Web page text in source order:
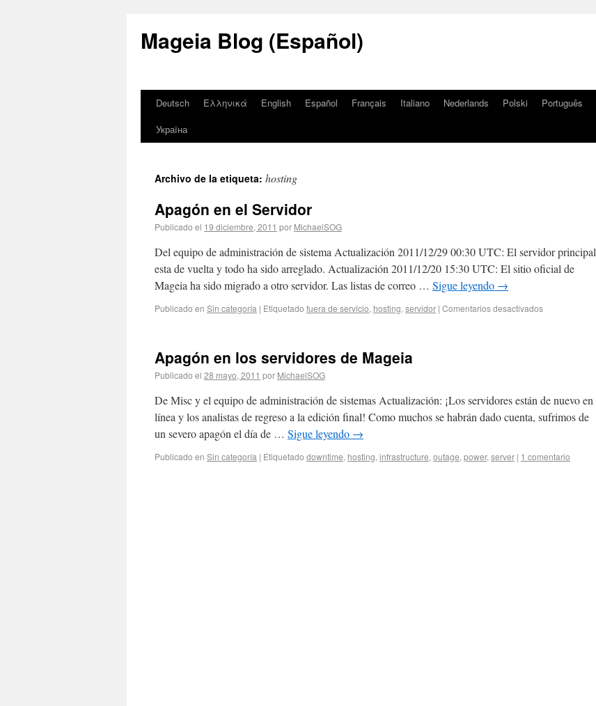
Mageia Blog (Español)
Deutsch Ελληνικά English Español Français Italiano Nederlands Polski Português
Україна
Archivo de la etiqueta: hosting
Apagón en el Servidor
Publicado el 19 diciembre, 2011 por MichaelSOG
Del equipo de administración de sistema Actualización 2011/12/29 00:30 UTC: El servidor principal
esta de vuelta y todo ha sido arreglado. Actualización 2011/12/20 15:30 UTC: El sitio oficial de
Mageia ha sido migrado a otro servidor. Las listas de correo … Sigue leyendo →
Publicado en Sin categoría | Etiquetado fuera de servicio, hosting, servidor | Comentarios desactivados
Apagón en los servidores de Mageia
Publicado el 28 mayo, 2011 por MichaelSOG
De Misc y el equipo de administración de sistemas Actualización: ¡Los servidores están de nuevo en
línea y los analistas de regreso a la edición final! Como muchos se habrán dado cuenta, sufrimos de
un severo apagón el día de … Sigue leyendo →
Publicado en Sin categoría | Etiquetado downtime, hosting, infrastructure, outage, power, server | 1 comentario